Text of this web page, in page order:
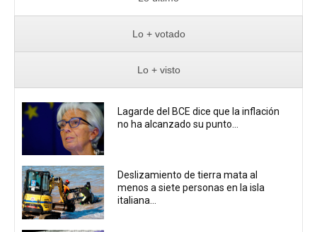
Lo + votado
Lo + visto
Lagarde del BCE dice que la inflación
no ha alcanzado su punto...
Deslizamiento de tierra mata al
menos a siete personas en la isla
italiana...